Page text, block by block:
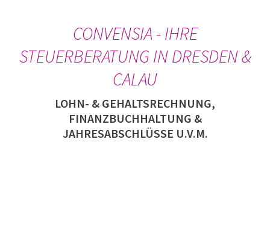
CONVENSIA - IHRE
STEUERBERATUNG IN DRESDEN &
CALAU
LOHN- & GEHALTSRECHNUNG,
FINANZBUCHHALTUNG &
JAHRESABSCHLÜSSE U.V.M.